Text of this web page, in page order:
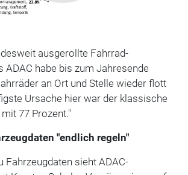
ausgerollte Fahrrad-
ADAC habe bis zum Jahresende
an Ort und Stelle wieder flott
Ursache hier war der klassische
77 Prozent."
"endlich regeln"
Fahrzeugdaten sieht ADAC-